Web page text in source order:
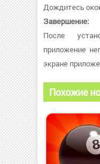
Дождитесь
Завершение:
После
приложение
экране
Похожие